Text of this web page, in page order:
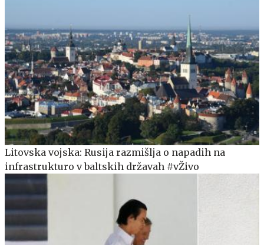
Litovska vojska: Rusija razmišlja o napadih na
infrastrukturo v baltskih državah #vŽivo